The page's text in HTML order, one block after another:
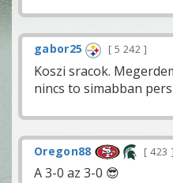
gabor25 5 242
Koszi sracok.
nincs to simabban
Oregon88 423
A 3-0 az 3-0 😎